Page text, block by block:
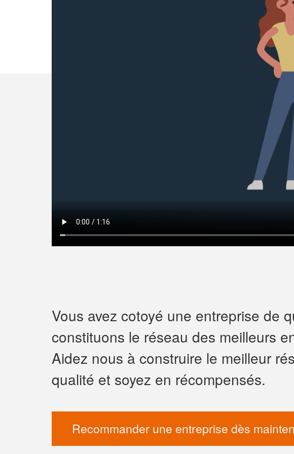
Vous avez cotoyé une entreprise de
constituons le réseau des meilleurs
Aidez nous à construire le meilleur
qualité et soyez en récompensés.
Recommander une entreprise dès